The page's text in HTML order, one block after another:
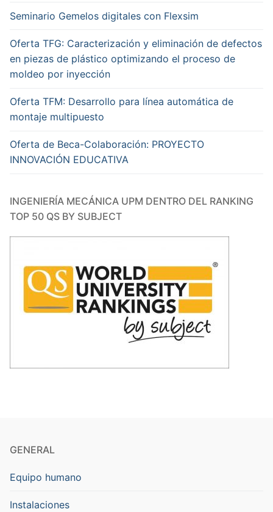
Seminario Gemelos digitales con Flexsim
Oferta TFG: Caracterización y eliminación de defectos
en piezas de plástico optimizando el proceso de
moldeo por inyección
Oferta TFM: Desarrollo para línea automática de
montaje multipuesto
Oferta de Beca-Colaboración: PROYECTO
INNOVACIÓN EDUCATIVA
INGENIERÍA MECÁNICA UPM DENTRO DEL RANKING
TOP 50 QS BY SUBJECT
GENERAL
Equipo humano
Instalaciones